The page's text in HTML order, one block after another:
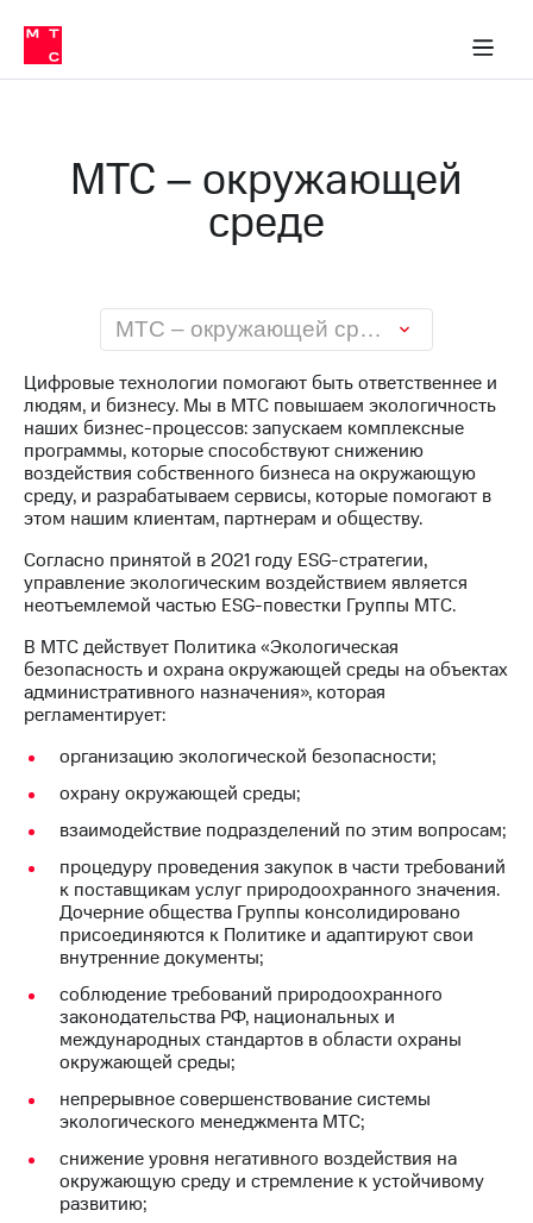
Медиа-центр
и акционерам
Устойчивое развитие
Комплаенс и деловая этика
компании
Карьера
в МТС
региона
информация
Контакты
Медиа-центр
Пресс-
релизы
МТС
о технологиях
Достижения
Интервью
Финансовая
отчетность
Контакты
Новости
в
регионе
и акционерам
Корпоративное
Корпоративный
секретарь
Раскрытие
информации
Информация
Документы
ПАО
"МТС"
в МТС
МТС – окружающей
среде
МТС – окружающей среде
Цифровые технологии помогают быть ответственнее и
людям, и бизнесу. Мы в МТС повышаем экологичность
наших бизнес-процессов: запускаем комплексные
программы, которые способствуют снижению
воздействия собственного бизнеса на окружающую
среду, и разрабатываем сервисы, которые помогают в
этом нашим клиентам, партнерам и обществу.
Согласно принятой в 2021 году ESG-стратегии,
управление экологическим воздействием является
неотъемлемой частью ESG-повестки Группы МТС.
В МТС действует Политика «Экологическая
безопасность и охрана окружающей среды на объектах
административного назначения», которая
регламентирует:
организацию экологической безопасности;
охрану окружающей среды;
взаимодействие подразделений по этим вопросам;
процедуру проведения закупок в части требований
к поставщикам услуг природоохранного значения.
Дочерние общества Группы консолидировано
присоединяются к Политике и адаптируют свои
внутренние документы;
соблюдение требований природоохранного
законодательства РФ, национальных и
международных стандартов в области охраны
окружающей среды;
непрерывное совершенствование системы
экологического менеджмента МТС;
снижение уровня негативного воздействия на
окружающую среду и стремление к устойчивому
развитию;